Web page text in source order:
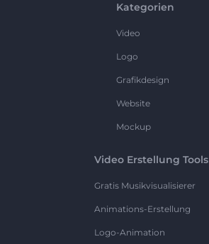
Kategorien
Video
Logo
Grafikdesign
Website
Mockup
Video Erstellung Tools
Gratis Musikvisualisierer
Animations-Erstellung
Logo-Animation